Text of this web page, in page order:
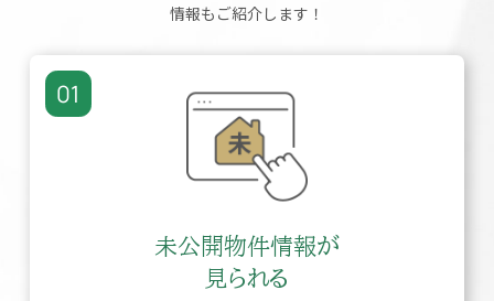
情報もご紹介します！
01
未公開物件情報が
見られる